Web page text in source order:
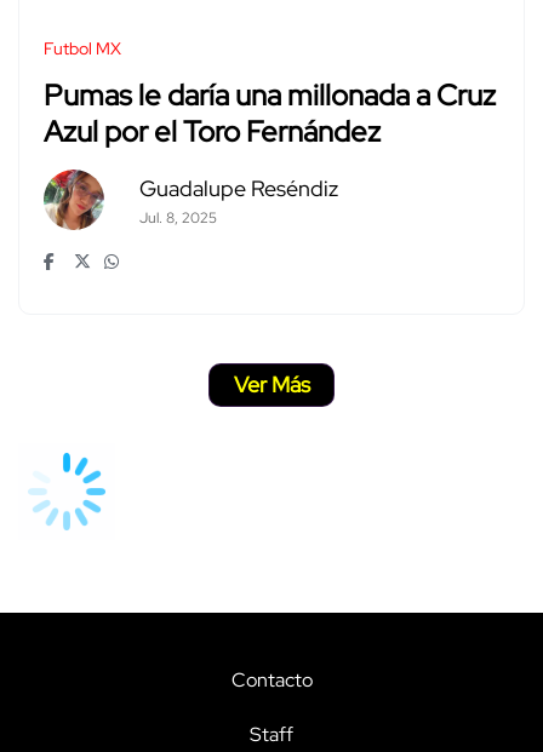
Futbol MX
Pumas le daría una millonada a Cruz
Azul por el Toro Fernández
Guadalupe Reséndiz
Jul. 8, 2025
Ver Más
Contacto
Staff